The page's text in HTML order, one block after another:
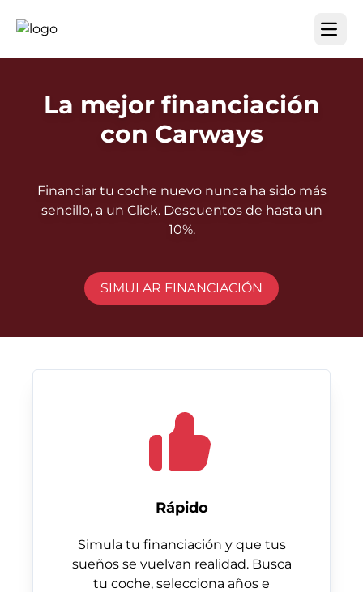
Open
La mejor financiación
con Carways
Financiar tu coche nuevo nunca ha sido más
sencillo, a un Click. Descuentos de hasta un
10%.
SIMULAR FINANCIACIÓN
Rápido
Simula tu financiación y que tus
sueños se vuelvan realidad. Busca
tu coche, selecciona años e